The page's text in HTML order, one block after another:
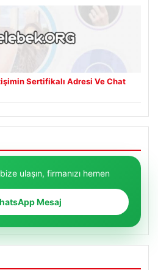
Sertifikalı Adresi Ve Chat
ulaşın, firmanızı hemen
Mesaj